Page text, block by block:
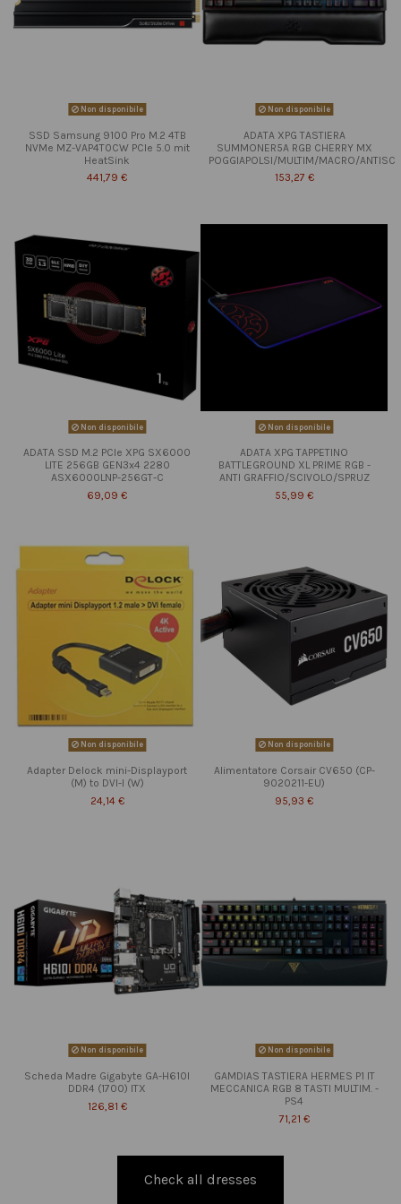
Non disponibile
SSD Samsung 9100 Pro M.2 4TB
NVMe MZ-VAP4T0CW PCIe 5.0 mit
HeatSink
441,79 €
Non disponibile
ADATA XPG TASTIERA
SUMMONER5A RGB CHERRY MX
POGGIAPOLSI/MULTIM/MACRO/ANTISC
153,27 €
Non disponibile
ADATA SSD M.2 PCIe XPG SX6000
LITE 256GB GEN3x4 2280
ASX6000LNP-256GT-C
69,09 €
Non disponibile
ADATA XPG TAPPETINO
BATTLEGROUND XL PRIME RGB -
ANTI GRAFFIO/SCIVOLO/SPRUZ
55,99 €
Non disponibile
Adapter Delock mini-Displayport
(M) to DVI-I (W)
24,14 €
Non disponibile
Alimentatore Corsair CV650 (CP-
9020211-EU)
95,93 €
Non disponibile
Scheda Madre Gigabyte GA-H610I
DDR4 (1700) ITX
126,81 €
Non disponibile
GAMDIAS TASTIERA HERMES P1 IT
MECCANICA RGB 8 TASTI MULTIM. -
PS4
71,21 €
Check all dresses